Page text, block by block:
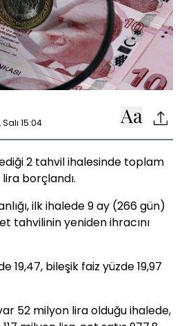
Salı 15:04
2 tahvil ihalesinde toplam
borçlandı.
ilk ihalede 9 ay (266 gün)
tahvilinin yeniden ihracını
19,47, bileşik faiz yüzde 19,97
52 milyon lira olduğu ihalede,